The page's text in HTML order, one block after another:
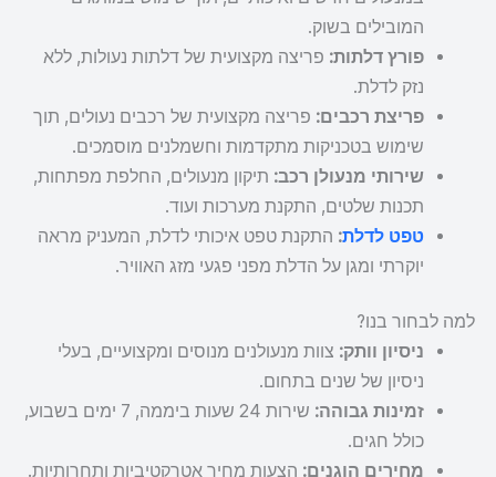
המובילים בשוק.
פורץ דלתות: פריצה מקצועית של דלתות נעולות, ללא
נזק לדלת.
פריצת רכבים: פריצה מקצועית של רכבים נעולים, תוך
שימוש בטכניקות מתקדמות וחשמלנים מוסמכים.
שירותי מנעולן רכב: תיקון מנעולים, החלפת מפתחות,
תכנות שלטים, התקנת מערכות ועוד.
טפט לדלת: התקנת טפט איכותי לדלת, המעניק מראה
יוקרתי ומגן על הדלת מפני פגעי מזג האוויר.
למה לבחור בנו?
ניסיון וותק: צוות מנעולנים מנוסים ומקצועיים, בעלי
ניסיון של שנים בתחום.
זמינות גבוהה:
שירות 24 שעות ביממה, 7 ימים בשבוע,
כולל חגים.
מחירים הוגנים: הצעות מחיר אטרקטיביות ותחרותיות.